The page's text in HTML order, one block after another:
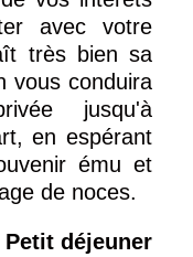
avec votre
très bien sa
vous conduira
jusqu'à
en espérant
ému et
de noces.
déjeuner